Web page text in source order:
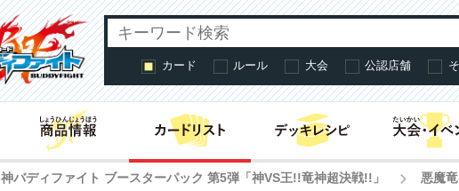
カード ルール 大会 公認店舗
はじめ
神バディファイト ブースターパック 第5弾「神VS王!!竜神超決戦!!」 悪魔